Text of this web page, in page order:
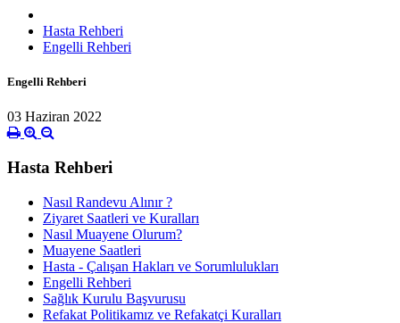
Hasta Rehberi
Engelli Rehberi
Engelli Rehberi
03 Haziran 2022
Hasta Rehberi
Nasıl Randevu Alınır ?
Ziyaret Saatleri ve Kuralları
Nasıl Muayene Olurum?
Muayene Saatleri
Hasta - Çalışan Hakları ve Sorumlulukları
Engelli Rehberi
Sağlık Kurulu Başvurusu
Refakat Politikamız ve Refakatçi Kuralları